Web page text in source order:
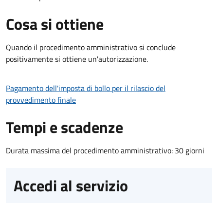
Cosa si ottiene
Quando il procedimento amministrativo si conclude
positivamente si ottiene un'autorizzazione.
Pagamento dell'imposta di bollo per il rilascio del
provvedimento finale
Tempi e scadenze
Durata massima del procedimento amministrativo: 30 giorni
Accedi al servizio